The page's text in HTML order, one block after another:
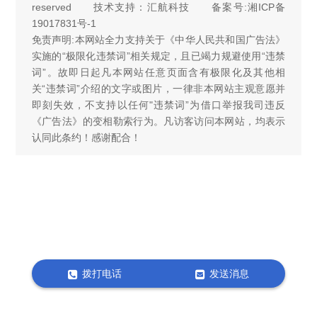
reserved 技术支持：汇航科技 备案号:湘ICP备
19017831号-1
免责声明:本网站全力支持关于《中华人民共和国广告法》
实施的“极限化违禁词”相关规定，且已竭力规避使用“违禁
词”。故即日起凡本网站任意页面含有极限化及其他相
关“违禁词”介绍的文字或图片，一律非本网站主观意愿并
即刻失效，不支持以任何"违禁词”为借口举报我司违反
《广告法》的变相勒索行为。凡访客访问本网站，均表示
认同此条约！感谢配合！
拨打电话 发送消息